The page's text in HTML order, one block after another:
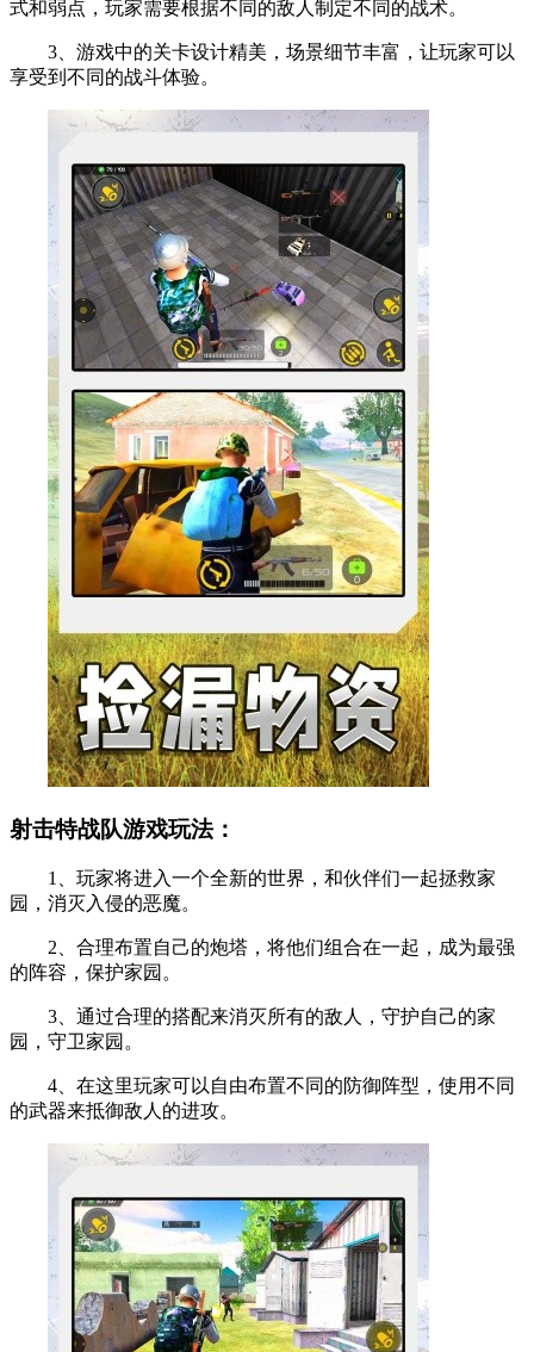
式和弱点，玩家需要根据不同的敌人制定不同的战术。
3、游戏中的关卡设计精美，场景细节丰富，让玩家可以
享受到不同的战斗体验。
射击特战队游戏玩法：
1、玩家将进入一个全新的世界，和伙伴们一起拯救家
园，消灭入侵的恶魔。
2、合理布置自己的炮塔，将他们组合在一起，成为最强
的阵容，保护家园。
3、通过合理的搭配来消灭所有的敌人，守护自己的家
园，守卫家园。
4、在这里玩家可以自由布置不同的防御阵型，使用不同
的武器来抵御敌人的进攻。